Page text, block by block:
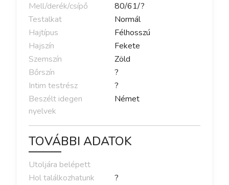
Mell/derék/csípő
80/61/?
Testalkat
Normál
Hajtípus
Félhosszú
Hajszín
Fekete
Szemszín
Zöld
Bőrszín
?
Intim testrész
?
Beszélt idegen
nyelvek
Német
TOVÁBBI ADATOK
Utoljára belépett
Hol találkozhatunk
?